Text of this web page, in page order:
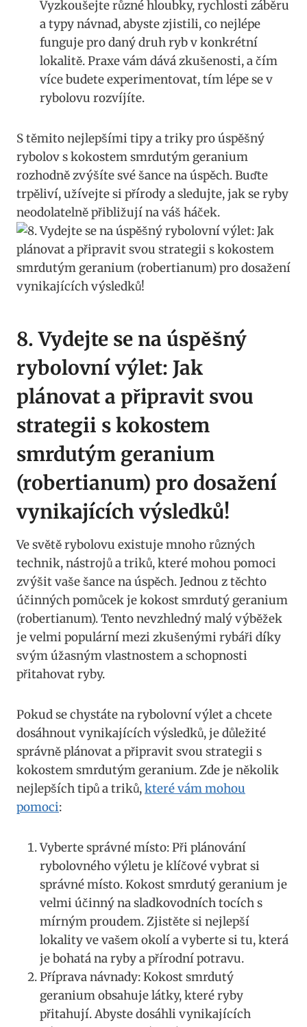
Vyzkoušejte‍ různé hloubky, rychlosti​ záběru
a typy⁣ návnad, abyste zjistili, co nejlépe
funguje‍ pro daný druh ryb v konkrétní​
lokalitě. Praxe vám dává ⁤zkušenosti, a čím
více budete experimentovat,‍ tím lépe se v‍
rybolovu rozvíjíte.
S těmito nejlepšími tipy a triky pro úspěšný
rybolov s kokostem ‍smrdutým geranium
rozhodně zvýšíte své šance⁢ na úspěch. Buďte⁣
trpěliví, užívejte si přírody a sledujte, jak se ryby‍
neodolatelně přibližují na váš háček.
8. Vydejte se na úspěšný
⁣rybolovní výlet: Jak
plánovat ⁣a připravit⁣ svou⁤
strategii s kokostem
smrdutým geranium
⁤(robertianum)⁤ pro dosažení
vynikajících ⁤výsledků!
Ve ⁢světě rybolovu existuje mnoho ⁤různých⁢
technik, nástrojů ⁤a triků, které mohou pomoci
zvýšit vaše šance na​ úspěch. Jednou z těchto
účinných ⁢pomůcek je ⁢kokost ‍smrdutý geranium⁣
(robertianum). Tento nevzhledný⁤ malý výběžek
je ⁢velmi populární mezi zkušenými rybáři díky
svým‍ úžasným vlastnostem⁤ a schopnosti⁢
přitahovat⁣ ryby.
Pokud se chystáte na⁢ rybolovní výlet‍ a chcete
dosáhnout‍ vynikajících výsledků, je důležité
správně plánovat a připravit svou strategii s
kokostem smrdutým geranium. Zde‌ je několik
nejlepších ​tipů a triků,‍které vám⁤ mohou
pomoci:
Vyberte správné místo: Při plánování
rybolovného výletu je klíčové​ vybrat⁤ si
správné ​místo. Kokost​ smrdutý geranium je
‌velmi⁣ účinný ⁤na sladkovodních tocích s
mírným proudem. Zjistěte si nejlepší
lokality ve vašem okolí a​ vyberte si⁣ tu, která
je bohatá na ‌ryby ⁣a ⁣přírodní potravu.
Příprava návnady: Kokost smrdutý
geranium obsahuje látky, které⁣ ryby‌
přitahují. Abyste dosáhli‍ vynikajících